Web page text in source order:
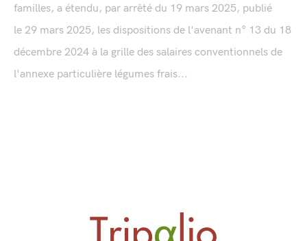
familles, a étendu, par arrêté du 19 mars 2025, publié
le 29 mars 2025, les dispositions de l'avenant n° 13 du 18
décembre 2024 à la grille des salaires conventionnels de
l'annexe particulière légumes frais...